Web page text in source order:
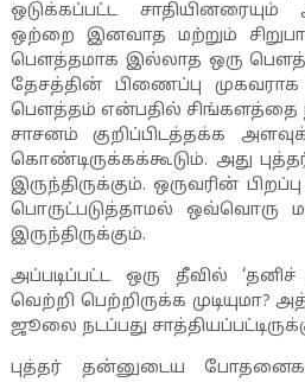
ஒடுக்கப்பட்ட சாதியினரையும்
ஒற்றை இனவாத மற்றும்
பௌத்தமாக இல்லாத ஒரு
தேசத்தின் பிணைப்பு முகவராக
பௌத்தம் என்பதில் சிங்களத்தை
சாசனம் குறிப்பிடத்தக்க
கொண்டிருக்கக்கூடும். அது
இருந்திருக்கும். ஒருவரின்
பொருட்படுத்தாமல் ஒவ்வொரு
இருந்திருக்கும்.
அப்படிப்பட்ட ஒரு தீவில்
வெற்றி பெற்றிருக்க முடியுமா?
ஜூலை நடப்பது
புத்தர் தன்னுடைய